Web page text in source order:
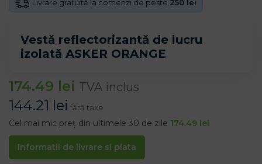
Vestă reflectorizantă de lucru
izolată ASKER ORANGE
Livrare gratuită la comenzi de peste 250 lei
174.49 lei TVA inclus
144.21 lei fără taxe
Cel mai mic preț din ultimele 30 de zile 174.49 lei
Informatii de livrare si plata